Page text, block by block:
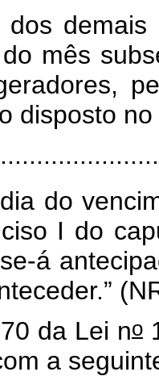
dos
mês
disposto no
do
I do
á
da Lei no
a